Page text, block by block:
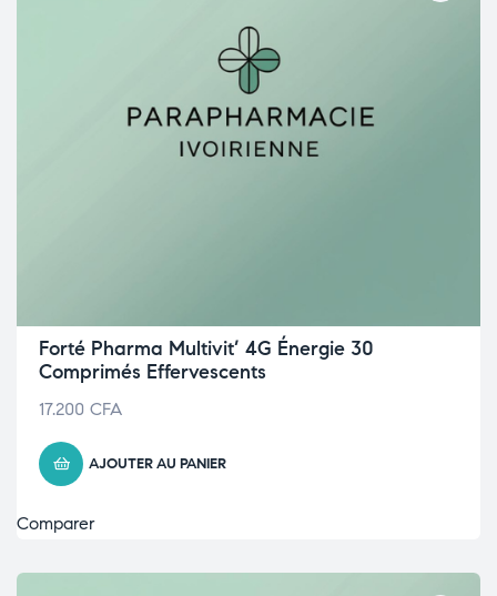
Forté Pharma Multivit’ 4G Énergie 30
Comprimés Effervescents
17.200 CFA
AJOUTER AU PANIER
Comparer